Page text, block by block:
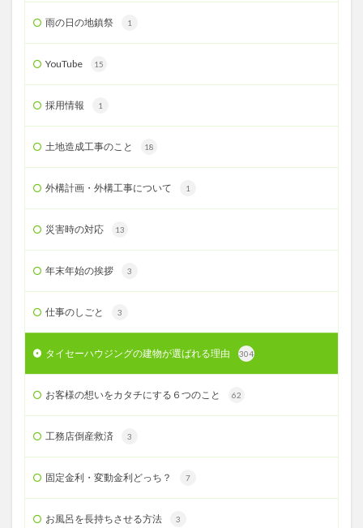
雨の日の地鎮祭 1
YouTube 15
採用情報 1
土地造成工事のこと 18
外構計画・外構工事について 1
災害時の対応 13
年末年始の挨拶 3
仕事のしごと 3
タイセーハウジングの建物が選ばれる理由 304
お客様の想いをカタチにする６つのこと 62
工務店倒産救済 3
固定金利・変動金利どっち？ 7
お風呂を長持ちさせる方法 3